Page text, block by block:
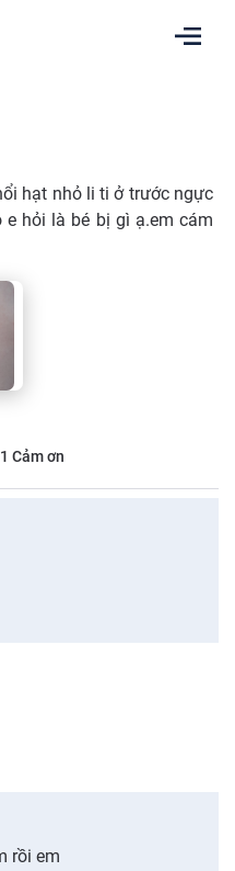
hạt nhỏ li ti ở trước ngực
hỏi là bé bị gì ạ.em cám
1 Cảm ơn
rồi em